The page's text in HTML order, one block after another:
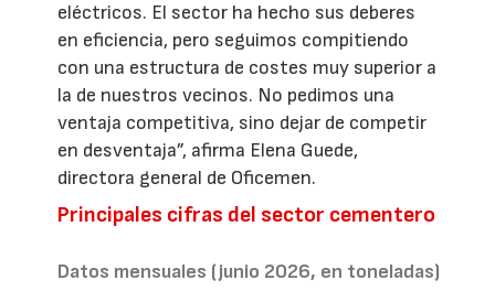
eléctricos. El sector ha hecho sus deberes
en eficiencia, pero seguimos compitiendo
con una estructura de costes muy superior a
la de nuestros vecinos. No pedimos una
ventaja competitiva, sino dejar de competir
en desventaja”, afirma Elena Guede,
directora general de Oficemen.
Principales cifras del sector cementero
Datos mensuales (junio 2026, en toneladas)